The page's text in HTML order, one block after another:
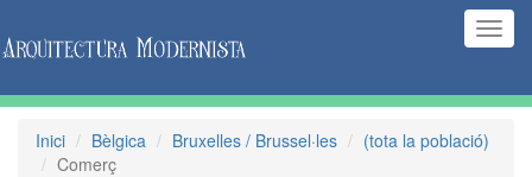
Inici Bèlgica Bruxelles / Brussel·les
(tota la població)
Comerç